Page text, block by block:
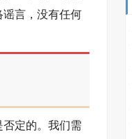
谣言，没有任何
定的。我们需